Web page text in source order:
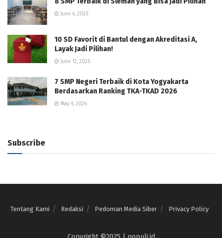
June 4, 2025
10 SD Favorit di Bantul dengan Akreditasi A,
Layak Jadi Pilihan!
June 12, 2025
7 SMP Negeri Terbaik di Kota Yogyakarta
Berdasarkan Ranking TKA-TKAD 2026
May 6, 2026
Subscribe
Tentang Kami Redaksi Pedoman Media Siber Privacy Policy